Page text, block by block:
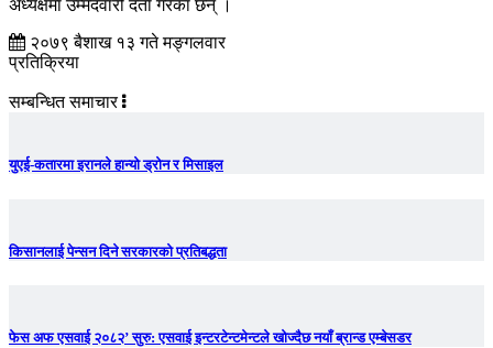
अध्यक्षमा उम्मेदवारी दर्ता गरेका छन् ।
२०७९ बैशाख १३ गते मङ्गलवार
प्रतिक्रिया
सम्बन्धित समाचार
युएई-कतारमा इरानले हान्यो ड्रोन र मिसाइल
किसानलाई पेन्सन दिने सरकारको प्रतिबद्धता
फेस अफ एसवाई २०८२’ सुरु: एसवाई इन्टरटेन्टमेन्टले खोज्दैछ नयाँ ब्रान्ड एम्बेसडर